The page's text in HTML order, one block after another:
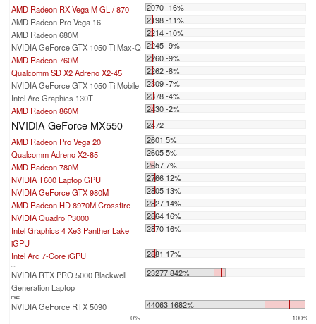
AMD Radeon RX Vega M GL / 870
2070 -16%
AMD Radeon Pro Vega 16
2198 -11%
AMD Radeon 680M
2214 -10%
NVIDIA GeForce GTX 1050 Ti Max-Q 2245 -9%
AMD Radeon 760M
2260 -9%
Qualcomm SD X2 Adreno X2-45
2262 -8%
NVIDIA GeForce GTX 1050 Ti Mobile
2309 -7%
Intel Arc Graphics 130T
2378 -4%
AMD Radeon 860M
2430 -2%
NVIDIA GeForce MX550
2472
AMD Radeon Pro Vega 20
2601 5%
Qualcomm Adreno X2-85
2605 5%
AMD Radeon 780M
2657 7%
NVIDIA T600 Laptop GPU
2766 12%
NVIDIA GeForce GTX 980M
2805 13%
AMD Radeon HD 8970M Crossfire
2827 14%
NVIDIA Quadro P3000
2864 16%
Intel Graphics 4 Xe3 Panther Lake
iGPU
2870 16%
Intel Arc 7-Core iGPU 2881 17%
NVIDIA RTX PRO 5000 Blackwell
Generation Laptop
23277 842%
max:
NVIDIA GeForce RTX 5090 44063 1682%
0% 100%